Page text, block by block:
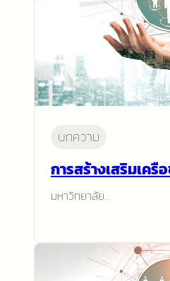
บทความ
การสร้างเสริมเครื
มหาวิทยาลัย…